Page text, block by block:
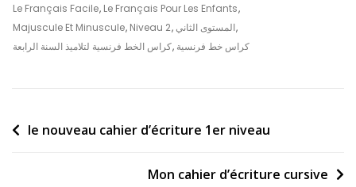
Le Français Facile, Le Français Pour Les Enfants,
Majuscule Et Minuscule, Niveau 2,المستوى الثاني,
كراس الخط فرنسية لتلاميذ السنة الرابعة, كراس خط فرنسية
le nouveau cahier d’écriture 1er niveau
Mon cahier d’écriture cursive